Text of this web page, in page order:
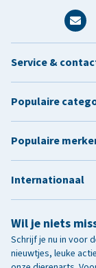
Wil je niets
Schrijf je nu in voor
nieuwtjes, leuke
Service &
Populaire
Populaire
Internationaal